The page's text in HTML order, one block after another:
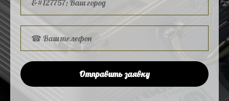
Отправить заявку